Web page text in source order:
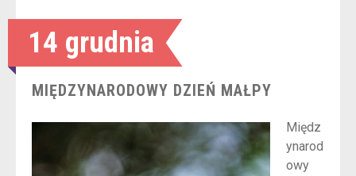
14 grudnia
MIĘDZYNARODOWY DZIEŃ MAŁPY
Międz
ynarod
owy